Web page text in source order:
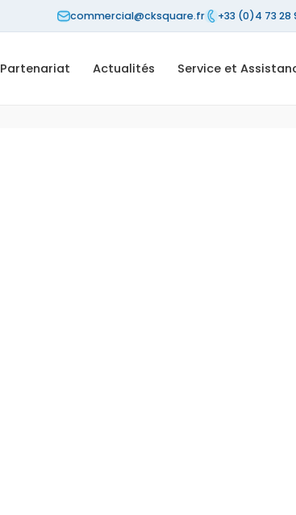
commercial@cksquare.fr +33 (0)4 73 28
Partenariat Actualités Service et